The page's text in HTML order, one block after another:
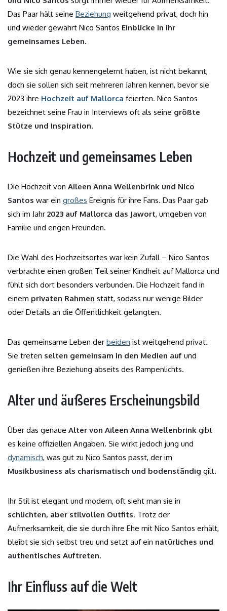
Das Paar hält seine Beziehung weitgehend privat, doch hin
und wieder gewährt Nico Santos Einblicke in ihr
gemeinsames Leben.
Wie sie sich genau kennengelernt haben, ist nicht bekannt,
doch sie sollen sich seit mehreren Jahren kennen, bevor sie
2023 ihre Hochzeit auf Mallorca feierten. Nico Santos
bezeichnet seine Frau in Interviews oft als seine größte
Stütze und Inspiration.
Hochzeit und gemeinsames Leben
Die Hochzeit von Aileen Anna Wellenbrink und Nico
Santos war ein großes Ereignis für ihre Fans. Das Paar gab
sich im Jahr 2023 auf Mallorca das Jawort, umgeben von
Familie und engen Freunden.
Die Wahl des Hochzeitsortes war kein Zufall – Nico Santos
verbrachte einen großen Teil seiner Kindheit auf Mallorca und
fühlt sich dort besonders verbunden. Die Hochzeit fand in
einem privaten Rahmen statt, sodass nur wenige Bilder
oder Details an die Öffentlichkeit gelangten.
Das gemeinsame Leben der beiden ist weitgehend privat.
Sie treten selten gemeinsam in den Medien auf und
genießen ihre Beziehung abseits des Rampenlichts.
Alter und äußeres Erscheinungsbild
Über das genaue Alter von Aileen Anna Wellenbrink gibt
es keine offiziellen Angaben. Sie wirkt jedoch jung und
dynamisch, was gut zu Nico Santos passt, der im
Musikbusiness als charismatisch und bodenständig gilt.
Ihr Stil ist elegant und modern, oft sieht man sie in
schlichten, aber stilvollen Outfits. Trotz der
Aufmerksamkeit, die sie durch ihre Ehe mit Nico Santos erhält,
bleibt sie sich selbst treu und setzt auf ein natürliches und
authentisches Auftreten.
Ihr Einfluss auf die Welt